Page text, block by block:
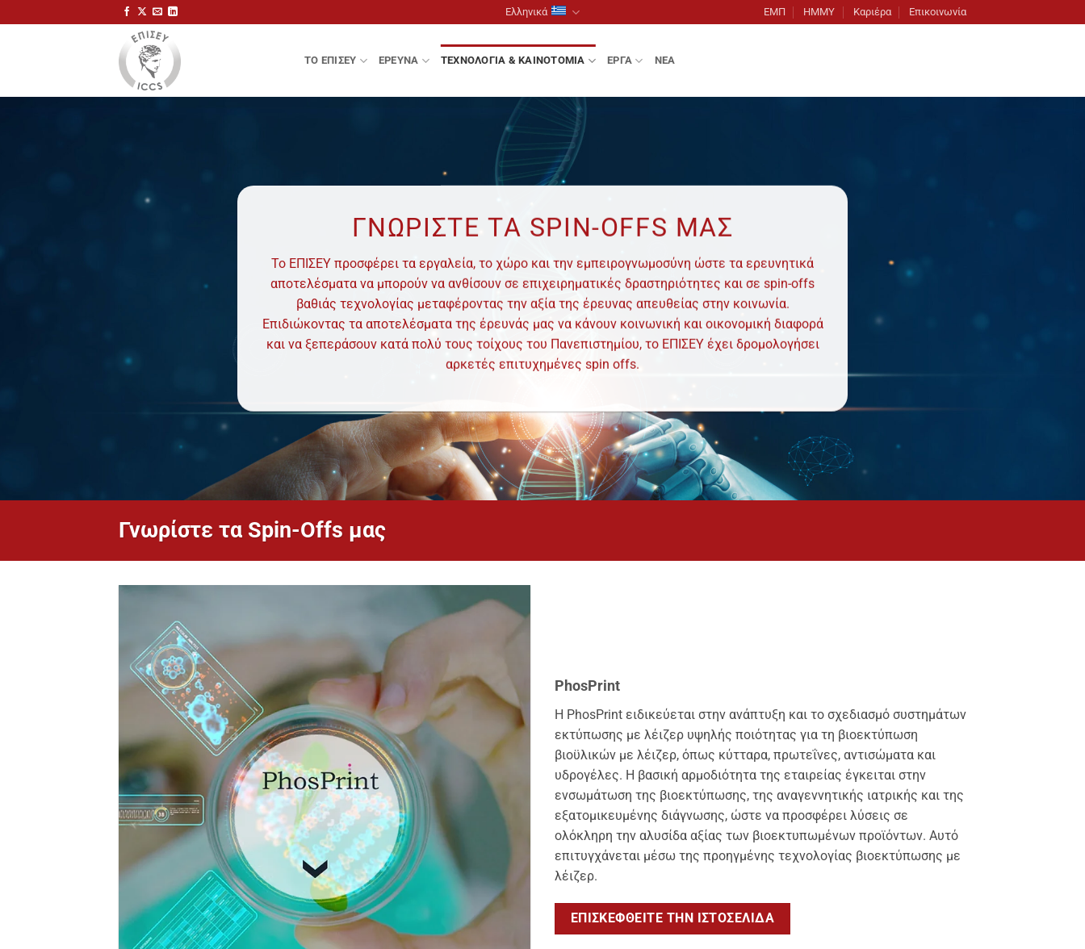
στο
Ελληνικά ΕΜΠ ΗΜΜΥ Καριέρα Επικοινωνία
ΤΟ ΕΠΙΣΕΥ ΈΡΕΥΝΑ ΤΕΧΝΟΛΟΓΊΑ & ΚΑΙΝΟΤΟΜΊΑ ΈΡΓΑ ΝΈΑ
ΓΝΩΡΊΣΤΕ ΤΑ SPIN-OFFS ΜΑΣ
Το ΕΠΙΣΕΥ προσφέρει τα εργαλεία, το χώρο και την εμπειρογνωμοσύνη ώστε τα ερευνητικά
αποτελέσματα να μπορούν να ανθίσουν σε επιχειρηματικές δραστηριότητες και σε spin-offs
βαθιάς τεχνολογίας μεταφέροντας την αξία της έρευνας απευθείας στην κοινωνία.
Επιδιώκοντας τα αποτελέσματα της έρευνάς μας να κάνουν κοινωνική και οικονομική διαφορά
και να ξεπεράσουν κατά πολύ τους τοίχους του Πανεπιστημίου, το ΕΠΙΣΕΥ έχει δρομολογήσει
αρκετές επιτυχημένες spin offs.
Γνωρίστε τα Spin-Offs μας
PhosPrint
Η PhosPrint ειδικεύεται στην ανάπτυξη και το σχεδιασμό συστημάτων
εκτύπωσης με λέιζερ υψηλής ποιότητας για τη βιοεκτύπωση
βιοϋλικών με λέιζερ, όπως κύτταρα, πρωτεΐνες, αντισώματα και
υδρογέλες. Η βασική αρμοδιότητα της εταιρείας έγκειται στην
ενσωμάτωση της βιοεκτύπωσης, της αναγεννητικής ιατρικής και της
εξατομικευμένης διάγνωσης, ώστε να προσφέρει λύσεις σε
ολόκληρη την αλυσίδα αξίας των βιοεκτυπωμένων προϊόντων. Αυτό
επιτυγχάνεται μέσω της προηγμένης τεχνολογίας βιοεκτύπωσης με
λέιζερ.
ΕΠΙΣΚΕΦΘΕΊΤΕ ΤΗΝ ΙΣΤΟΣΕΛΊΔΑ